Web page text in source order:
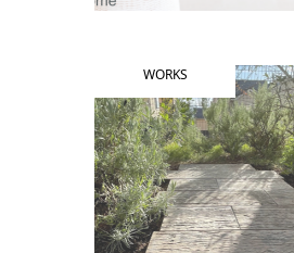
WORKS